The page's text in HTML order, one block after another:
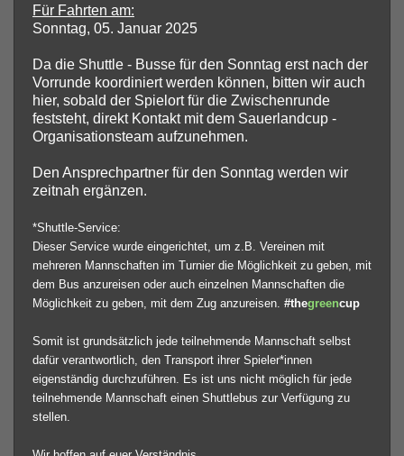
Für Fahrten am:
Sonntag, 05. Januar 2025
Da die Shuttle - Busse für den Sonntag erst nach der
Vorrunde koordiniert werden können, bitten wir auch
hier, sobald der Spielort für die Zwischenrunde
feststeht, direkt Kontakt mit dem Sauerlandcup -
Organisationsteam aufzunehmen.
Den Ansprechpartner für den Sonntag werden wir
zeitnah ergänzen.
*Shuttle-Service:
Dieser Service wurde eingerichtet, um z.B. Vereinen mit
mehreren Mannschaften im Turnier die Möglichkeit zu geben, mit
dem Bus anzureisen oder auch einzelnen Mannschaften die
Möglichkeit zu geben, mit dem Zug anzureisen. #thegreencup
Somit ist grundsätzlich jede teilnehmende Mannschaft selbst
dafür verantwortlich, den Transport ihrer Spieler*innen
eigenständig durchzuführen. Es ist uns nicht möglich für jede
teilnehmende Mannschaft einen Shuttlebus zur Verfügung zu
stellen.